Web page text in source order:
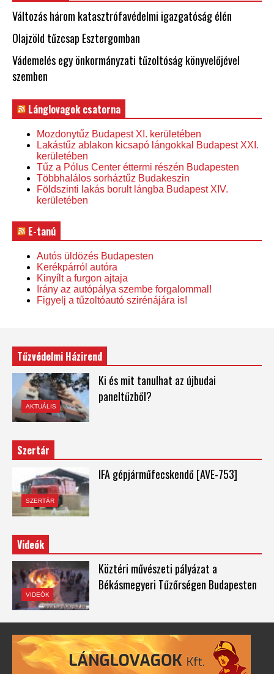
Változás három katasztrófavédelmi igazgatóság élén
Olajzöld tűzcsap Esztergomban
Vádemelés egy önkormányzati tűzoltóság könyvelőjével
szemben
Lánglovagok csatorna
Mozdonytűz Budapest XI. kerületében
Lakástűz ablakon kicsapó lángokkal Budapest XXI.
kerületében
Tűz a Pólus Center éttermi részén Budapesten
Többhalálos sorháztűz Budakeszin
Földszinti lakás borult lángba Budapest XIV.
kerületében
E-tanú
Autós üldözés Budapesten
Kerékpárról autóra
Kinyílt a furgon ajtaja
Irány az autópálya szembe forgalommal!
Figyelj a tűzoltóautó szirénájára is!
Tűzvédelmi Házirend
AKTUÁLIS
Ki és mit tanulhat az újbudai
paneltűzből?
Szertár
SZERTÁR
IFA gépjárműfecskendő [AVE-753]
Videók
VIDEÓK
Köztéri művészeti pályázat a
Békásmegyeri Tűzőrségen Budapesten